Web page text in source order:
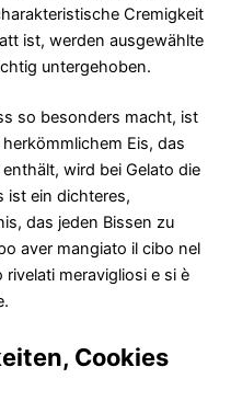
Cremigkeit
ist, werden ausgewählte
untergehoben.
so besonders macht, ist
Eis, das
wird bei Gelato die
ist ein dichteres,
das jeden Bissen zu
aver mangiato il cibo nel
meravigliosi e si è
Cookies